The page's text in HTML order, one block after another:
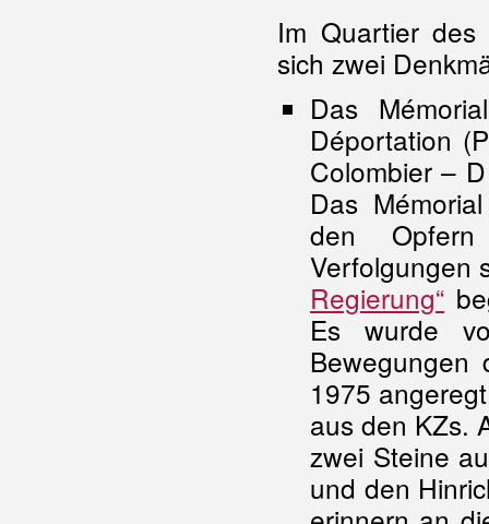
Im Quartier
sich zwei
Das
Déportation
Colombier –
Das
den Opfern
Verfolgungen
Regierung“
Es wurde
Bewegungen
1975
aus den KZs.
zwei Steine
und den